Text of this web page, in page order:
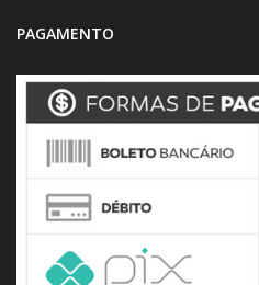
PAGAMENTO